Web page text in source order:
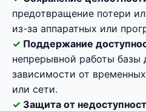
предотвращение потери
из-за аппаратных или
Поддержание
непрерывной работы базы
зависимости от
или сети.
Защита от